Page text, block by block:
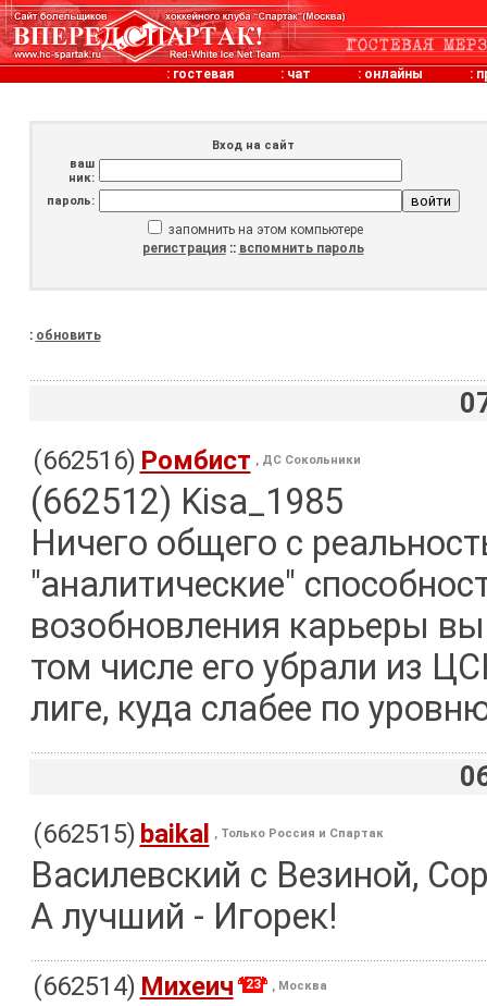
: гостевая : чат : онлайны :
Вход на сайт
ваш
ник:
пароль:
запомнить на этом компьютере
регистрация:: вспомнить пароль
: обновить
(662516) Ромбист , ДС Сокольники
(662512) Kisa_1985
Ничего общего с
"аналитические"
возобновления карьеры
том числе его убрали из
лиге, куда слабее по
(662515) baikal , Только Россия и Спартак
Василевский с Везиной,
А лучший - Игорек!
(662514) Михеич 23 , Москва